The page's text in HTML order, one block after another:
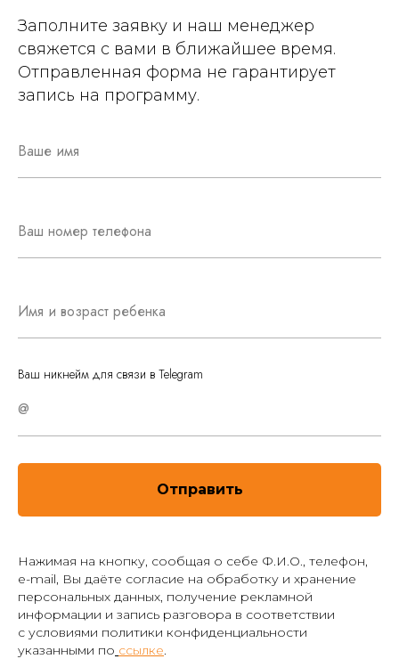
Заполните заявку и наш менеджер
свяжется с вами в ближайшее время.
Отправленная форма не гарантирует
запись на программу.
Ваше имя
Ваш номер телефона
Имя и возраст ребенка
Ваш никнейм для связи в Telegram
@
Отправить
Нажимая на кнопку, сообщая о себе Ф.И.О., телефон,
e-mail, Вы даёте согласие на обработку и хранение
персональных данных, получение рекламной
информации и запись разговора в соответствии
с условиями политики конфиденциальности
указанными по ссылке